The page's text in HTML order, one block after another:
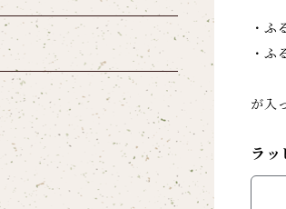
・ふ
・ふ
が入
ラッ